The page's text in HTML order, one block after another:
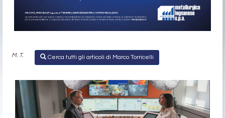
M. T. Cerca tutti gli articoli di Marco Torricelli